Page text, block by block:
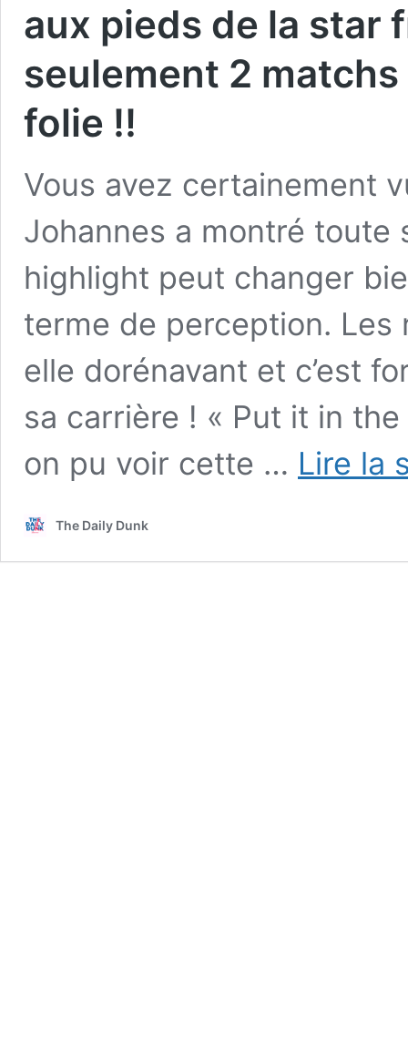
aux pieds de la star
seulement 2
folie !!
Vous avez certainement
Johannes a montré toute
highlight peut changer
terme de perception. Les
elle dorénavant et c’est
sa carrière ! « Put it in
on pu voir cette … Lire la
The Daily Dunk